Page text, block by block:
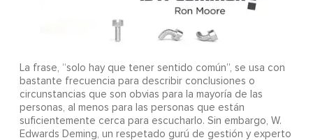
La frase, “solo hay que tener sentido común”, se usa con
bastante frecuencia para describir conclusiones o
circunstancias que son obvias para la mayoría de las
personas, al menos para las personas que están
suficientemente cerca para escucharlo. Sin embargo, W.
Edwards Deming, un respetado gurú de gestión y experto